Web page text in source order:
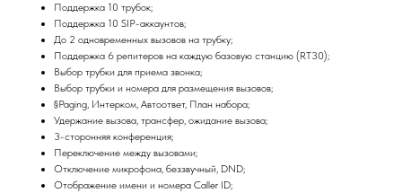
Поддержка 10 трубок;
Поддержка 10 SIP-аккаунтов;
До 2 одновременных вызовов на трубку;
Поддержка 6 репитеров на каждую базовую станцию (RT30);
Выбор трубки для приема звонка;
Выбор трубки и номера для размещения вызовов;
§Paging, Интерком, Автоответ, План набора;
Удержание вызова, трансфер, ожидание вызова;
3-сторонняя конференция;
Переключение между вызовами;
Отключение микрофона, беззвучный, DND;
Отображение имени и номера Caller ID;